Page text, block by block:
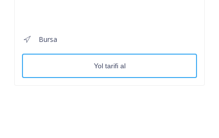
Bursa
Yol tarifi al